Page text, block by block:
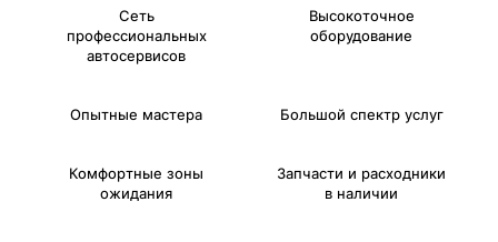
Сеть
профессиональных
автосервисов
Высокоточное
оборудование
Опытные мастера Большой спектр услуг
Комфортные зоны
ожидания
Запчасти и расходники
в наличии